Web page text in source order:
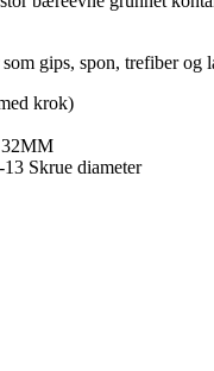
gips, spon, trefiber og
krok)
32MM
Skrue diameter